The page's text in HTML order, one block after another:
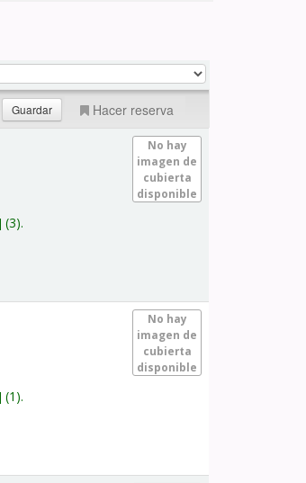
Hacer reserva
No hay
imagen de
cubierta
disponible
(3).
No hay
imagen de
cubierta
disponible
(1).